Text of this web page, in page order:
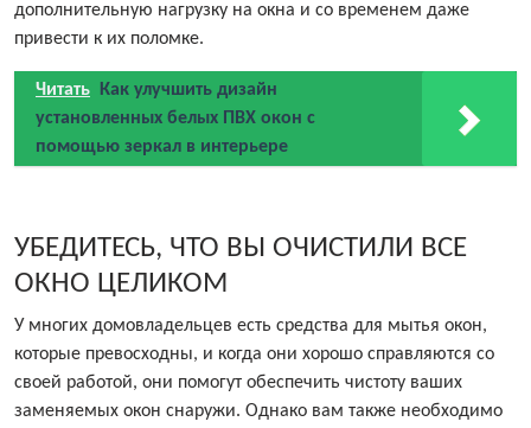
дополнительную нагрузку на окна и со временем даже
привести к их поломке.
Читать
Как улучшить дизайн
установленных белых ПВХ окон с
помощью зеркал в интерьере
УБЕДИТЕСЬ, ЧТО ВЫ ОЧИСТИЛИ ВСЕ
ОКНО ЦЕЛИКОМ
У многих домовладельцев есть средства для мытья окон,
которые превосходны, и когда они хорошо справляются со
своей работой, они помогут обеспечить чистоту ваших
заменяемых окон снаружи. Однако вам также необходимо